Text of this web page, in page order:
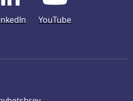
YouTube